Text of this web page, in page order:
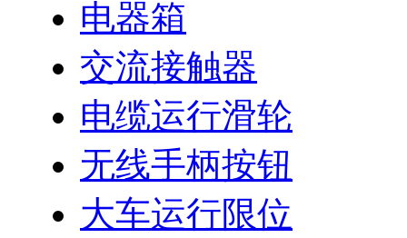
电器箱
交流接触器
电缆运行滑轮
无线手柄按钮
大车运行限位